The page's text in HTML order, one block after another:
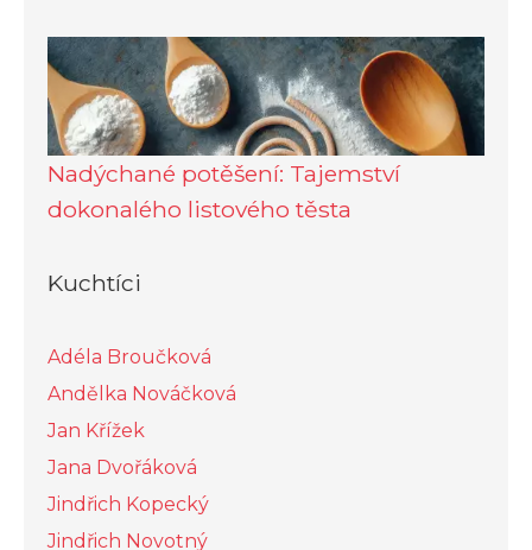
Nadýchané potěšení: Tajemství
dokonalého listového těsta
Kuchtíci
Adéla Broučková
Andělka Nováčková
Jan Křížek
Jana Dvořáková
Jindřich Kopecký
Jindřich Novotný